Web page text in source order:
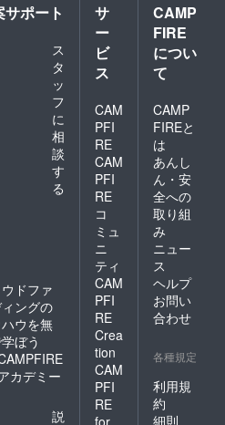
サポート
ス
タ
ッ
フ
に
相
談
す
る
ドファ
ングの
ハウを無
ぼう
カデミー
説
サ
ー
ビ
ス
CAM
PFI
RE
CAM
PFI
RE
コ
ミュ
ニ
ティ
CAM
PFI
RE
Crea
tion
CAM
PFI
RE
for
CAMP
FIRE
につい
て
CAMP
FIREと
は
あんし
ん・安
全への
取り組
み
ニュー
ス
ヘルプ
お問い
合わせ
各種規定
利用規
約
細則